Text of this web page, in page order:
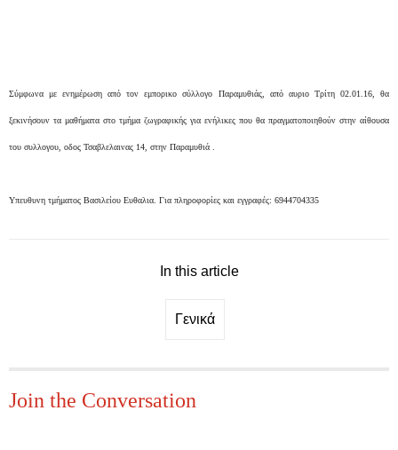
Σύμφωνα με ενημέρωση από τον εμπορικο σύλλογο Παραμυθιάς, από αυριο Τρίτη 02.01.16, θα
ξεκινήσουν τα μαθήματα στο τμήμα ζωγραφικής για ενήλικες που θα πραγματοποιηθούν στην αίθουσα
του συλλογου, οδος Τσαβλελαινας 14, στην Παραμυθιά .
Υπευθυνη τμήματος Βασιλείου Ευθαλια. Για πληροφορίες και εγγραφές: 6944704335
In this article
Γενικά
Join the Conversation